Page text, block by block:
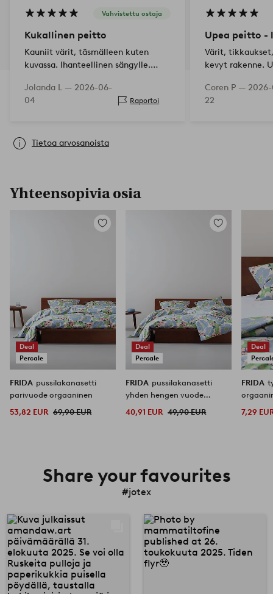
Vahvistettu ostaja
Kukallinen peitto
Kauniit värit, täsmälleen kuten
kuvassa. Ihanteellinen sängylle.
Jolanda L — 2026-06-
04
Raportoi
Upea peitto -
Värit,
kevyt rakenne.
Coren P —
22
Tietoa arvosanoista
Yhteensopivia osia
Deal
Percale
Lisää
FRIDA pussilakanasetti
parivuode orgaaninen
53,82 EUR 69,90 EUR
Deal
Percale
Lisää
FRIDA pussilakanasetti
yhden hengen vuode
40,91 EUR 49,90 EUR
Deal
FRIDA
7,29
Share your favourites
#jotex